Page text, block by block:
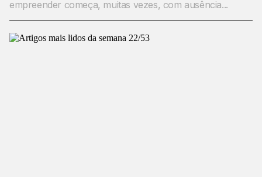
empreender começa, muitas vezes, com ausência...